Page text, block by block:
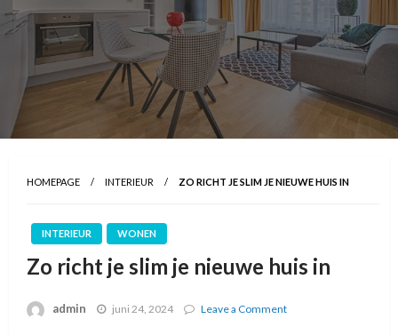
HOMEPAGE INTERIEUR ZO RICHT JE SLIM JE NIEUWE HUIS IN
INTERIEUR WONEN
Zo richt je slim je nieuwe huis in
admin juni 24, 2024 Leave a Comment